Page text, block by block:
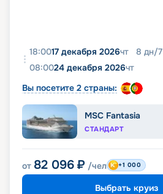
18:0017 декабря 2026чт 8 дн/7
08:0024 декабря 2026чт
Вы посетите 2 страны:
MSC Fantasia
СТАНДАРТ
от 82 096 ₽ /чел +1 000
Выбрать круиз